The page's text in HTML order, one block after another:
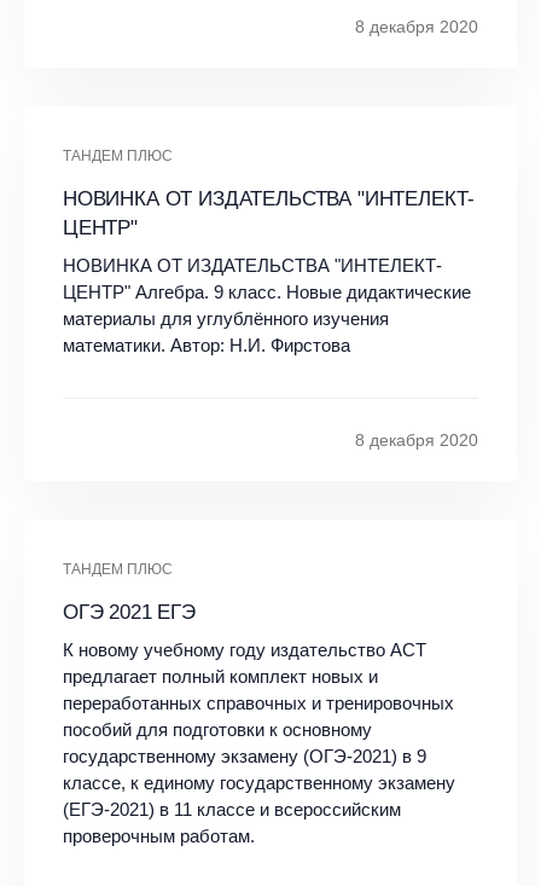
8 декабря 2020
ТАНДЕМ ПЛЮС
НОВИНКА ОТ ИЗДАТЕЛЬСТВА "ИНТЕЛЕКТ-
ЦЕНТР"
НОВИНКА ОТ ИЗДАТЕЛЬСТВА "ИНТЕЛЕКТ-
ЦЕНТР" Алгебра. 9 класс. Новые дидактические
материалы для углублённого изучения
математики. Автор: Н.И. Фирстова
8 декабря 2020
ТАНДЕМ ПЛЮС
ОГЭ 2021 ЕГЭ
К новому учебному году издательство АСТ
предлагает полный комплект новых и
переработанных справочных и тренировочных
пособий для подготовки к основному
государственному экзамену (ОГЭ-2021) в 9
классе, к единому государственному экзамену
(ЕГЭ-2021) в 11 классе и всероссийским
проверочным работам.